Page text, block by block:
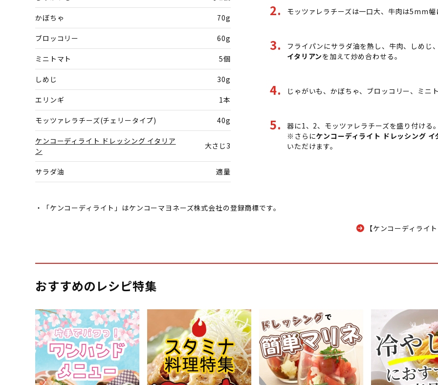
かぼちゃ 70g
ブロッコリー 60g
ミニトマト 5個
しめじ 30g
エリンギ 1本
モッツァレラチーズ(チェリータイプ) 40g
ケンコーディライト ドレッシング イタリア
ン
大さじ3
サラダ油 適量
モッツァレラチーズは一口大、牛肉は5mm幅
フライパンにサラダ油を熱し、牛肉、しめじ
イタリアンを加えて炒め合わせる。
じゃがいも、かぼちゃ、ブロッコリー、ミ
器に1、2、モッツァレラチーズを盛り付ける
※さらにケンコーディライト ドレッシング イ
いただけます。
・「ケンコーディライト」はケンコーマヨネーズ株式会社の登録商標です。
【ケンコーディライ
おすすめのレシピ特集